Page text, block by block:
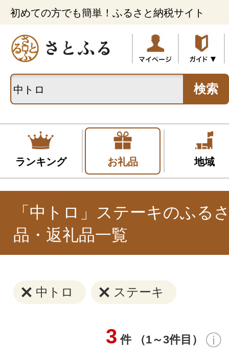
初めての方でも簡単！ふるさと納税サイト
検索
ランキング お礼品 地域
「中トロ」ステーキのふる
品・返礼品一覧
中トロ ステーキ
3 件 （1～3件目）